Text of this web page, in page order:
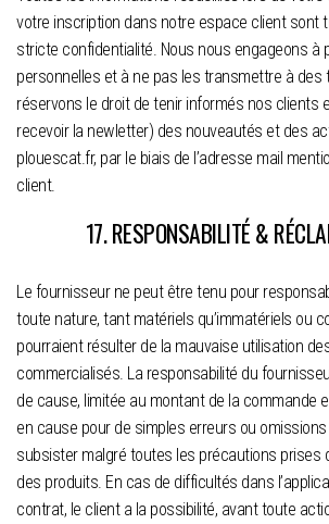
votre inscription dans notre espace client sont
stricte confidentialité. Nous nous engageons à
personnelles et à ne pas les transmettre à des
réservons le droit de tenir informés nos clients
recevoir la newletter) des nouveautés et des
plouescat.fr, par le biais de l’adresse mail
client.
17. RESPONSABILITÉ &
Le fournisseur ne peut être tenu pour
toute nature, tant matériels qu’immatériels ou
pourraient résulter de la mauvaise utilisation
commercialisés. La responsabilité du
de cause, limitée au montant de la commande
en cause pour de simples erreurs ou
subsister malgré toutes les précautions prises
des produits. En cas de difficultés dans
contrat, le client a la possibilité, avant toute